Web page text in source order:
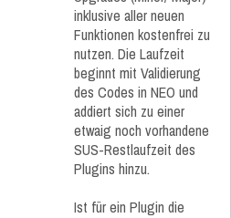
inklusive aller neuen
Funktionen kostenfrei zu
nutzen. Die Laufzeit
beginnt mit Validierung
des Codes in NEO und
addiert sich zu einer
etwaig noch vorhandene
SUS-Restlaufzeit des
Plugins hinzu.
Ist für ein Plugin die